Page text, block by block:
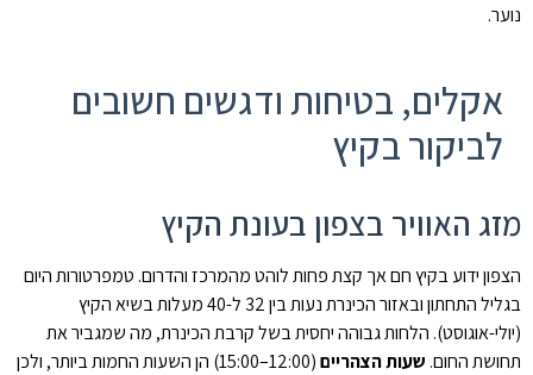
נוער.
אקלים, בטיחות ודגשים חשובים
לביקור בקיץ
מזג האוויר בצפון בעונת הקיץ
הצפון ידוע בקיץ חם אך קצת פחות לוהט מהמרכז והדרום. טמפרטורות היום
בגליל התחתון ובאזור הכינרת נעות בין 32 ל-40 מעלות בשיא הקיץ
(יולי-אוגוסט). הלחות גבוהה יחסית בשל קרבת הכינרת, מה שמגביר את
תחושת החום. שעות הצהריים
(12:00–15:00) הן השעות החמות ביותר, ולכן